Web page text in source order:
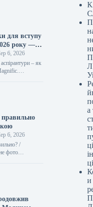
для вступу
року —
6, 2026
– як
6, 2026
/
фото
Л
а
ці
и